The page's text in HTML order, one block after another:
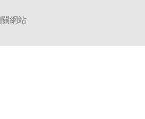
網站